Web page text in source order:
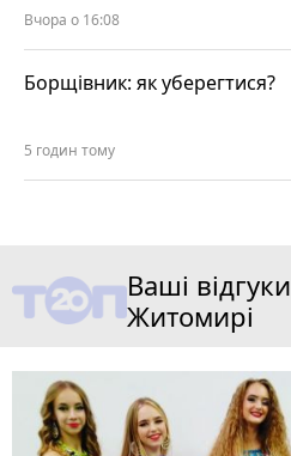
Вчора о 16:08
Борщівник: як уберегтися?
5 годин тому
Ваші
Житомирі